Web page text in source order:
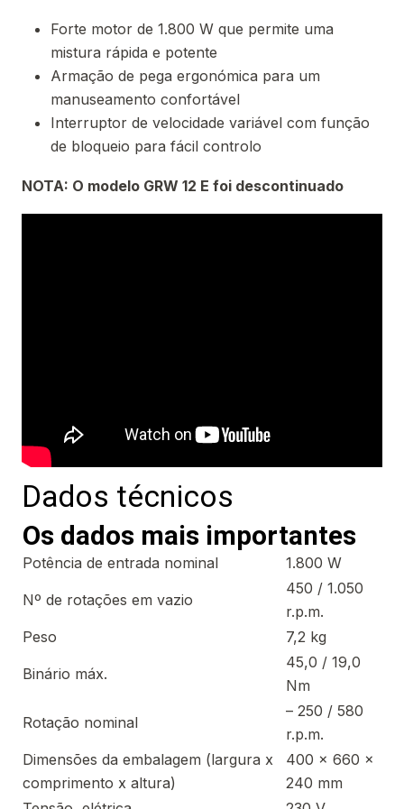
Forte motor de 1.800 W que permite uma
mistura rápida e potente
Armação de pega ergonómica para um
manuseamento confortável
Interruptor de velocidade variável com função
de bloqueio para fácil controlo
NOTA: O modelo GRW 12 E foi descontinuado
Dados técnicos
Os dados mais importantes
Potência de entrada nominal 1.800 W
Nº de rotações em vazio
450 / 1.050
r.p.m.
Peso
7,2 kg
Binário máx.
45,0 / 19,0
Nm
Rotação nominal
– 250 / 580
r.p.m.
Dimensões da embalagem (largura x
comprimento x altura)
400 x 660 x
240 mm